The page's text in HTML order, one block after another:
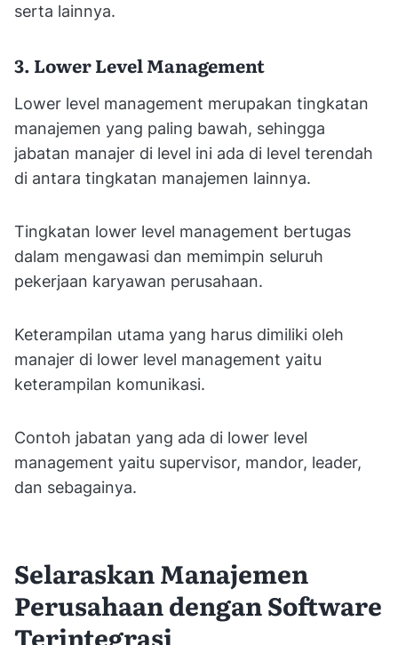
serta lainnya.
3. Lower Level Management
Lower level management merupakan tingkatan
manajemen yang paling bawah, sehingga
jabatan manajer di level ini ada di level terendah
di antara tingkatan manajemen lainnya.
Tingkatan lower level management bertugas
dalam mengawasi dan memimpin seluruh
pekerjaan karyawan perusahaan.
Keterampilan utama yang harus dimiliki oleh
manajer di lower level management yaitu
keterampilan komunikasi.
Contoh jabatan yang ada di lower level
management yaitu supervisor, mandor, leader,
dan sebagainya.
Selaraskan Manajemen
Perusahaan dengan Software
Terintegrasi